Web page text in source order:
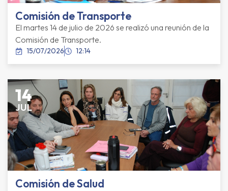
Comisión de Transporte
El martes 14 de julio de 2026 se realizó una reunión de la
Comisión de Transporte.
15/07/2026 12:14
14
JUL
Comisión de Salud